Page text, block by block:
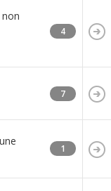
4
7
1